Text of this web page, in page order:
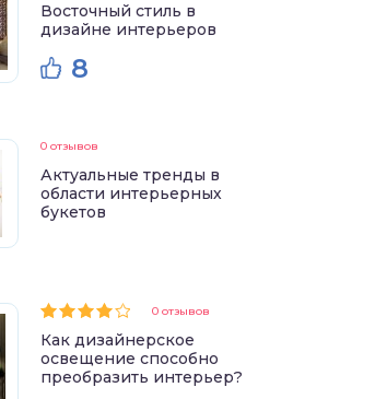
Восточный стиль в
дизайне интерьеров
8
0 отзывов
Актуальные тренды в
области интерьерных
букетов
0 отзывов
Как дизайнерское
освещение способно
преобразить интерьер?